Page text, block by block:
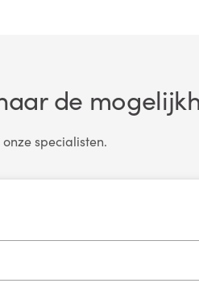
de
specialisten.